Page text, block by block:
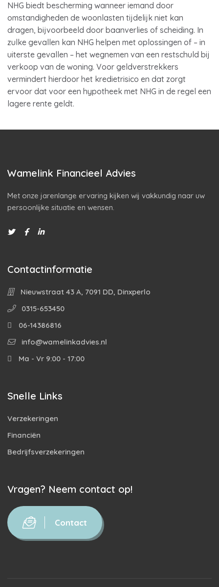
NHG biedt bescherming wanneer iemand door
omstandigheden de woonlasten tijdelijk niet kan
dragen, bijvoorbeeld door baanverlies of scheiding. In
zulke gevallen kan NHG helpen met oplossingen of – in
uiterste gevallen – het wegnemen van een restschuld bij
verkoop van de woning. Voor geldverstrekkers
vermindert hierdoor het kredietrisico en dat zorgt
ervoor dat voor een hypotheek met NHG in de regel een
lagere rente geldt.
Wamelink Financieel Advies
Met onze jarenlange ervaring kijken wij vakkundig naar uw
persoonlijke situatie en wensen.
Contactinformatie
Nieuwstraat 43 A, 7091 DD, Dinxperlo
0315-653450
06-14386816
info@wamelinkadvies.nl
Ma - Vr 9:00 - 17:00
Snelle Links
Verzekeringen
Financiën
Bedrijfsverzekeringen
Vragen? Neem contact op!
Contact